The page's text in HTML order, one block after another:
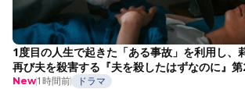
1度目の人生で起きた「ある事故」を利用し、
再び夫を殺害する『夫を殺したはずなのに』
New1時間前 ドラマ